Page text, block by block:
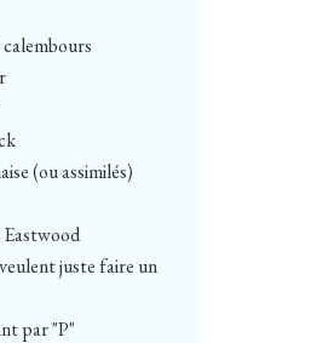
(ou assimilés)
Eastwood
juste faire un
par "P"